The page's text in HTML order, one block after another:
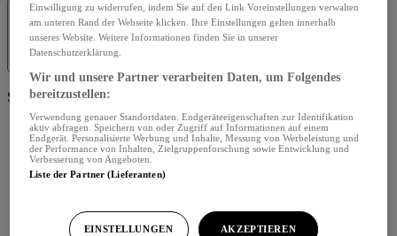
Seiten Navigation
Einwilligung zu widerrufen, indem Sie auf den Link Voreinstellungen verwalten
am unteren Rand der Webseite klicken. Ihre Einstellungen gelten innerhalb
unseres Website. Weitere Informationen finden Sie in unserer
Datenschutzerklärung.
Wir und unsere Partner verarbeiten Daten, um Folgendes
bereitzustellen:
Verwendung genauer Standortdaten. Endgeräteeigenschaften zur Identifikation
aktiv abfragen. Speichern von oder Zugriff auf Informationen auf einem
Endgerät. Personalisierte Werbung und Inhalte, Messung von Werbeleistung und
der Performance von Inhalten, Zielgruppenforschung sowie Entwicklung und
Verbesserung von Angeboten.
Liste der Partner (Lieferanten)
EINSTELLUNGEN AKZEPTIEREN